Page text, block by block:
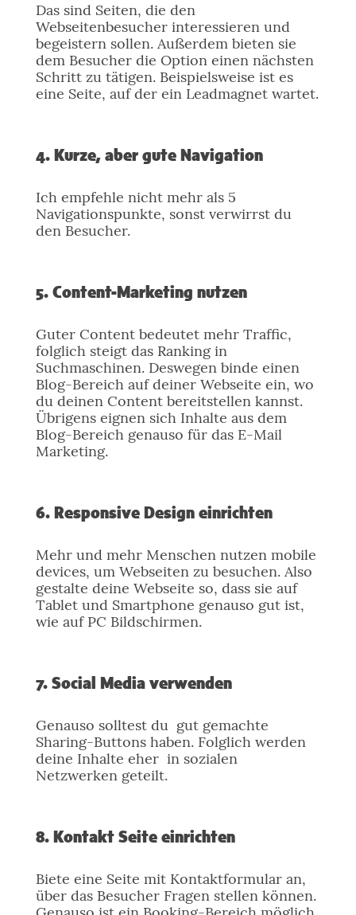
Das sind Seiten, die den
Webseitenbesucher interessieren und
begeistern sollen. Außerdem bieten sie
dem Besucher die Option einen nächsten
Schritt zu tätigen. Beispielsweise ist es
eine Seite, auf der ein Leadmagnet wartet.
4. Kurze, aber gute Navigation
Ich empfehle nicht mehr als 5
Navigationspunkte, sonst verwirrst du
den Besucher.
5. Content-Marketing nutzen
Guter Content bedeutet mehr Traffic,
folglich steigt das Ranking in
Suchmaschinen. Deswegen binde einen
Blog-Bereich auf deiner Webseite ein, wo
du deinen Content bereitstellen kannst.
Übrigens eignen sich Inhalte aus dem
Blog-Bereich genauso für das E-Mail
Marketing.
6. Responsive Design einrichten
Mehr und mehr Menschen nutzen mobile
devices, um Webseiten zu besuchen. Also
gestalte deine Webseite so, dass sie auf
Tablet und Smartphone genauso gut ist,
wie auf PC Bildschirmen.
7. Social Media verwenden
Genauso solltest du gut gemachte
Sharing-Buttons haben. Folglich werden
deine Inhalte eher in sozialen
Netzwerken geteilt.
8. Kontakt Seite einrichten
Biete eine Seite mit Kontaktformular an,
über das Besucher Fragen stellen können.